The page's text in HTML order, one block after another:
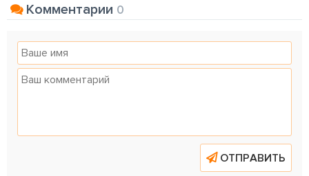
Комментарии 0
ОТПРАВИТЬ